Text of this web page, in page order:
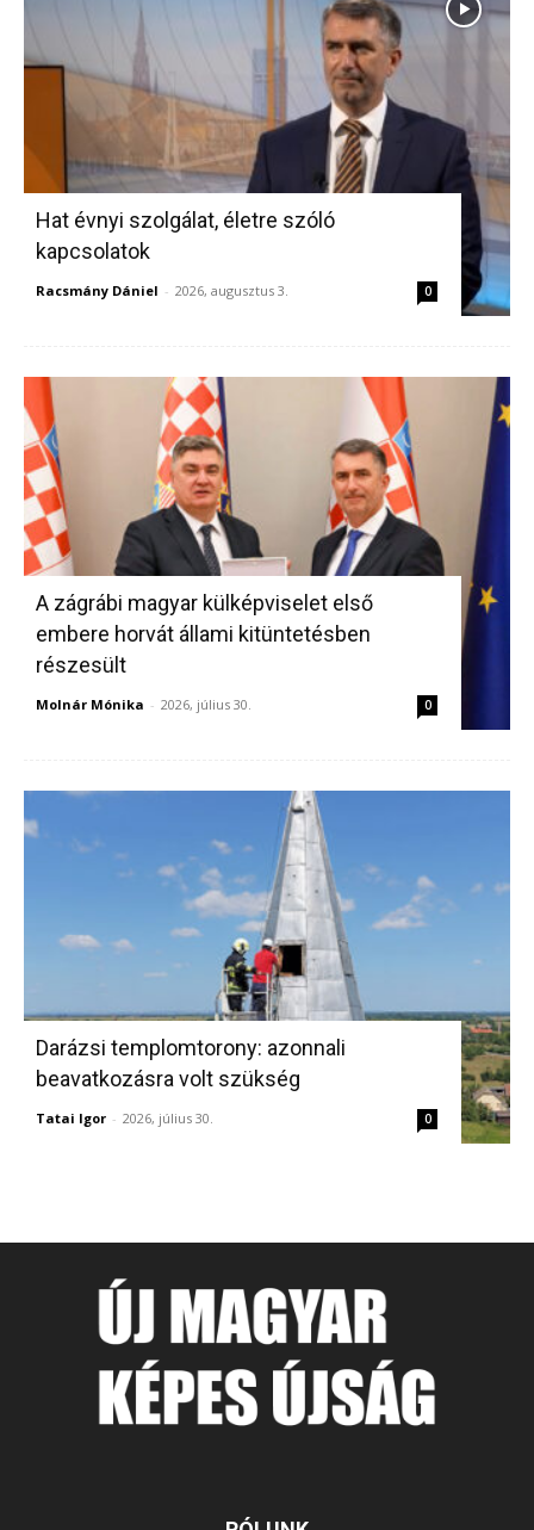
Hat évnyi szolgálat, életre szóló
kapcsolatok
Racsmány Dániel - 2026, augusztus 3. 0
A zágrábi magyar külképviselet első
embere horvát állami kitüntetésben
részesült
Molnár Mónika - 2026, július 30. 0
Darázsi templomtorony: azonnali
beavatkozásra volt szükség
Tatai Igor - 2026, július 30. 0